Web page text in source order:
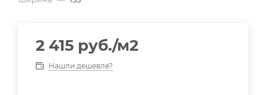
2 415 руб./м2
Нашли дешевле?